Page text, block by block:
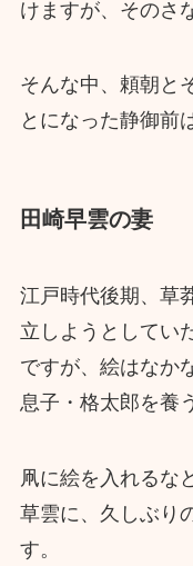
けますが、そのさ
そんな中、頼朝と
とになった静御前
田崎早雲の妻
江戸時代後期、草
立しようとしてい
ですが、絵はなか
息子・格太郎を養
凧に絵を入れるな
草雲に、久しぶり
す。